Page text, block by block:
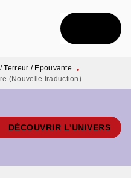
CONTENU
Terreur / Epouvante
•
(Nouvelle traduction)
DÉCOUVRIR L'UNIVERS